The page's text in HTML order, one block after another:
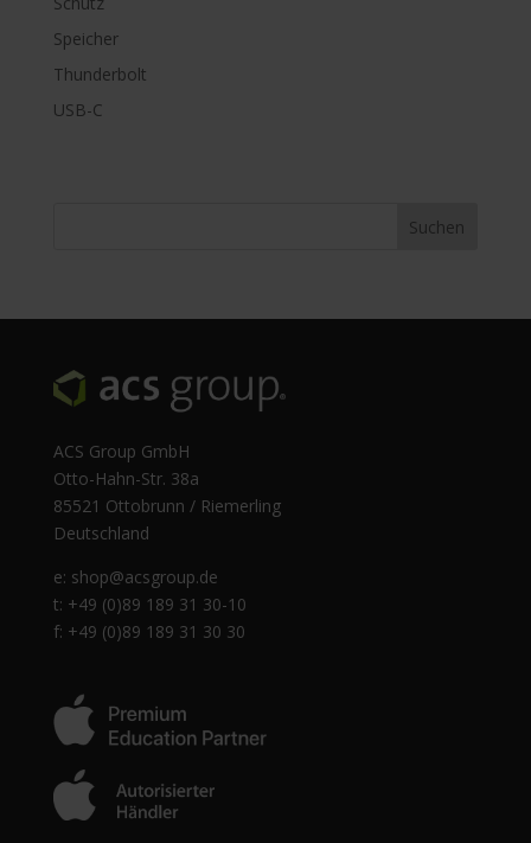
Speicher
Thunderbolt
USB-C
ACS Group GmbH
Otto-Hahn-Str. 38a
85521 Ottobrunn / Riemerling
Deutschland
e: shop@acsgroup.de
t: +49 (0)89 189 31 30-10
f: +49 (0)89 189 31 30 30